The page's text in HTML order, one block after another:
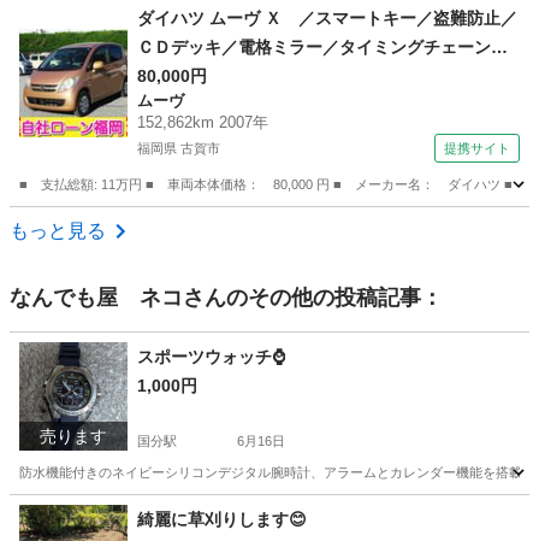
帖佐駅 ムーヴ 車両
ダイハツ ムーヴ Ｘ ／スマートキー／盗難防止／
ＣＤデッキ／電格ミラー／タイミングチェーン
（検10.1）
80,000円
ムーヴ
152,862km 2007年
福岡県 古賀市 提携サイト
■ 支払総額: 11万円 ■ 車両本体価格： 80,000 円 ■ メーカー名： ダイハツ ■ 車
福岡 古賀市
もっと見る
なんでも屋 ネコ さんのその他の投稿記事：
売ります
スポーツウォッチ⌚️
1,000円
国分駅 6月16日
防水機能付きのネイビーシリコンデジタル腕時計、アラームとカレンダー機能を搭載
鹿児島 霧島市 国分駅 アクセサリー
綺麗に草刈りします😊